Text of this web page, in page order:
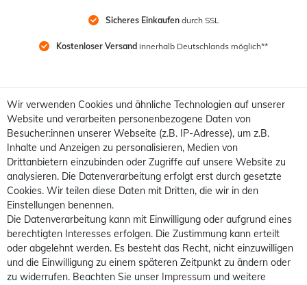
Sicheres Einkaufen durch SSL
Kostenloser Versand innerhalb Deutschlands möglich**
Wir verwenden Cookies und ähnliche Technologien auf unserer
Website und verarbeiten personenbezogene Daten von
Besucher:innen unserer Webseite (z.B. IP-Adresse), um z.B.
Inhalte und Anzeigen zu personalisieren, Medien von
Drittanbietern einzubinden oder Zugriffe auf unsere Website zu
analysieren. Die Datenverarbeitung erfolgt erst durch gesetzte
Cookies. Wir teilen diese Daten mit Dritten, die wir in den
Einstellungen benennen.
Die Datenverarbeitung kann mit Einwilligung oder aufgrund eines
berechtigten Interesses erfolgen. Die Zustimmung kann erteilt
oder abgelehnt werden. Es besteht das Recht, nicht einzuwilligen
und die Einwilligung zu einem späteren Zeitpunkt zu ändern oder
zu widerrufen. Beachten Sie unser Impressum und weitere